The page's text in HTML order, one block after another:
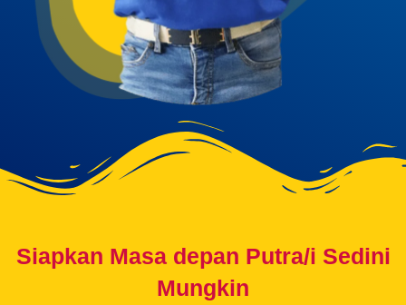
Siapkan Masa depan Putra/i Sedini
Mungkin